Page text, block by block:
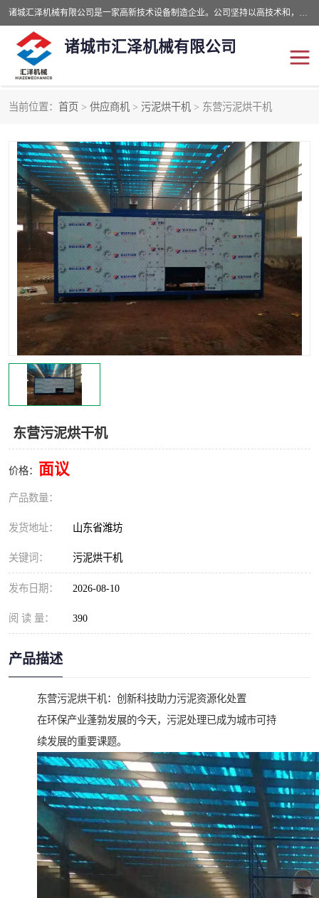
诸城汇泽机械有限公司是一家高新技术设备制造企业。公司坚持以高技术和，高服务于用户，以的环保机械制造设备赢的用户的信赖。现在主要生产死亡畜禽无害化处理和立式和卧式有机肥设备，搅拌机，烘干机，高温发酵机等。污水处理设备，固液分离机。气浮机，化制机等。公司秉承品质，用户至上，科技创新的经营理。
诸城市汇泽机械有限公司
当前位置： 首页 > 供应商机 > 污泥烘干机 > 东营污泥烘干机
东营污泥烘干机
价格： 面议
产品数量：
发货地址： 山东省潍坊
关键词： 污泥烘干机
发布日期： 2026-08-10
阅 读 量： 390
产品描述
东营污泥烘干机：创新科技助力污泥资源化处置
在环保产业蓬勃发展的今天，污泥处理已成为城市可持
续发展的重要课题。
鸡粪发酵机 有机肥设备
纳米膜好氧发酵堆肥机 粪污烘干酶体机
膜式堆肥机 纳米膜发酵
膜式发酵仓 分子膜堆肥仓
分子膜发酵堆肥设备